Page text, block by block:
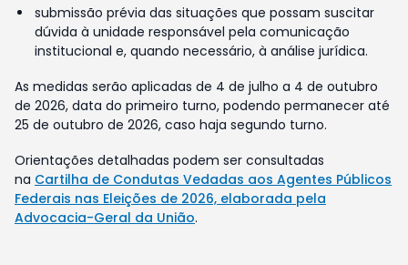
submissão prévia das situações que possam suscitar
dúvida à unidade responsável pela comunicação
institucional e, quando necessário, à análise jurídica.
As medidas serão aplicadas de 4 de julho a 4 de outubro
de 2026, data do primeiro turno, podendo permanecer até
25 de outubro de 2026, caso haja segundo turno.
Orientações detalhadas podem ser consultadas
na Cartilha de Condutas Vedadas aos Agentes Públicos
Federais nas Eleições de 2026, elaborada pela
Advocacia-Geral da União.